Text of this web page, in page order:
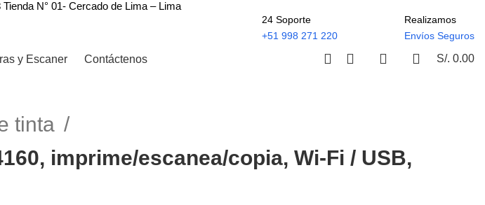
Tienda N° 01- Cercado de Lima – Lima
24 Soporte
+51 998 271 220
Realizamos
Envíos Seguros
y Escaner Contáctenos S/. 0.00
tinta
imprime/escanea/copia, Wi-Fi / USB,